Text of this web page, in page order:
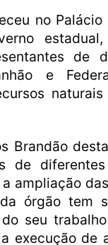
no
de
e
Brandão
de
ampliação
órgão tem
seu
execução de